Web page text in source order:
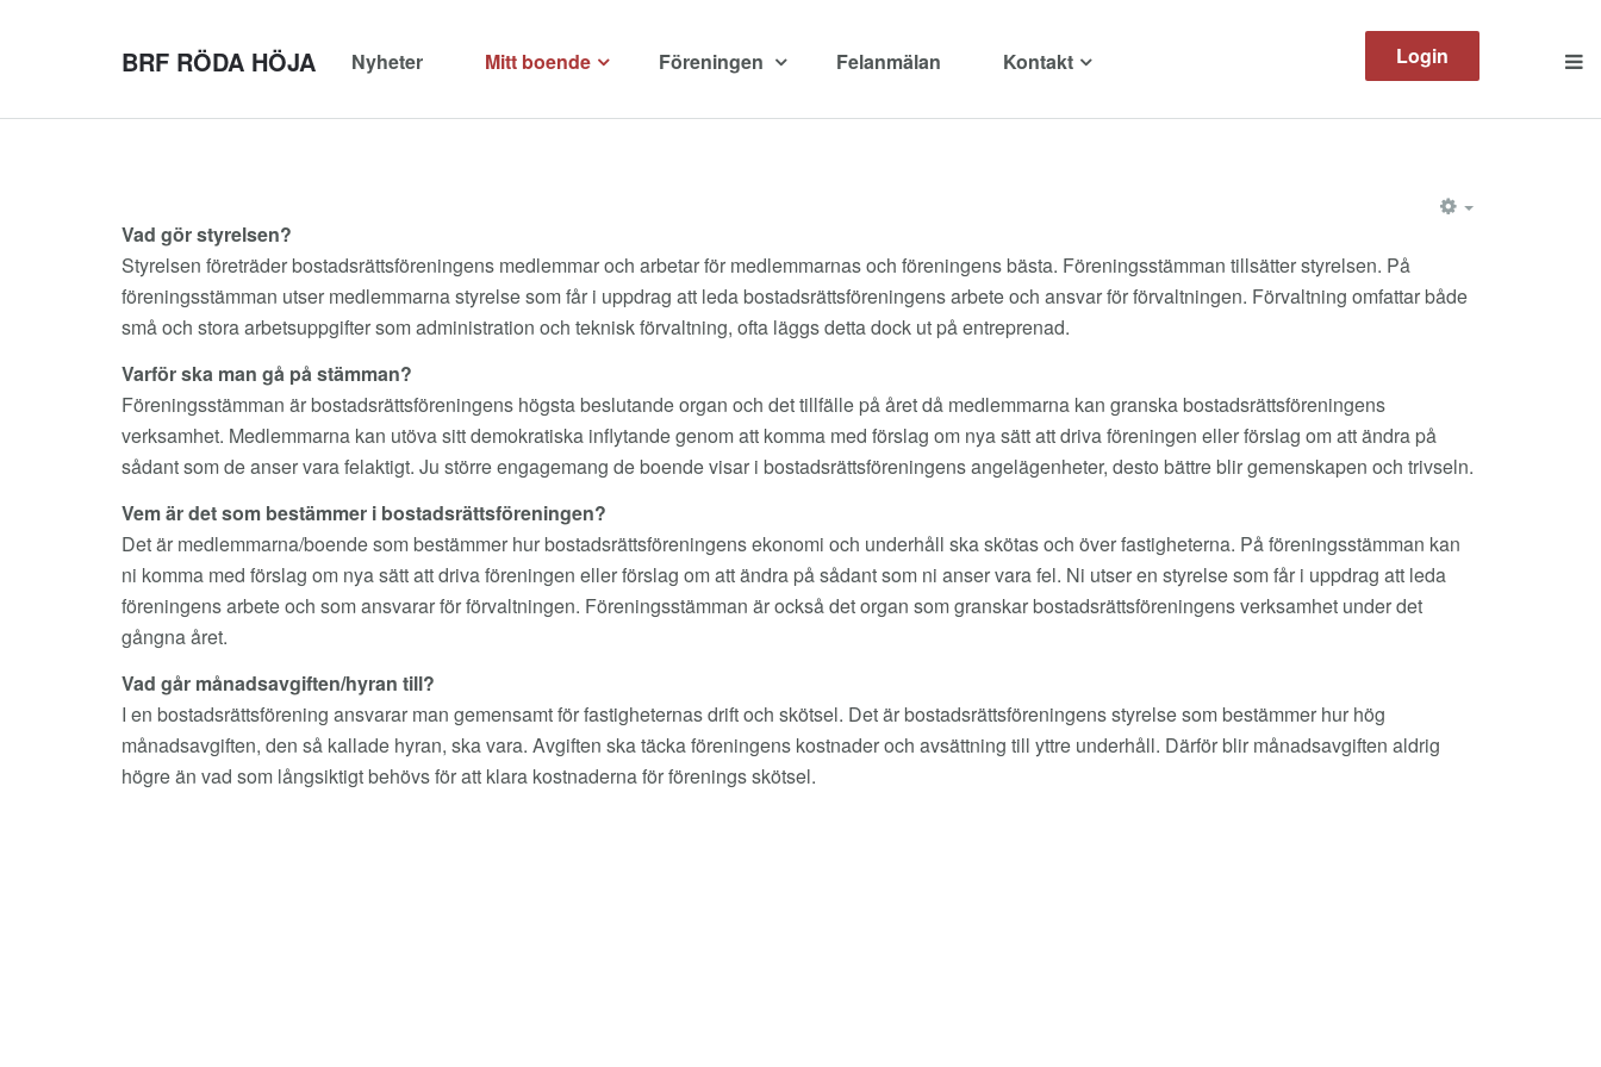
BRF RÖDA HÖJA Nyheter Mitt boende Föreningen Felanmälan Kontakt Login
Vad gör styrelsen?
Styrelsen företräder bostadsrättsföreningens medlemmar och arbetar för medlemmarnas och föreningens bästa. Föreningsstämman tillsätter styrelsen. På
föreningsstämman utser medlemmarna styrelse som får i uppdrag att leda bostadsrättsföreningens arbete och ansvar för förvaltningen. Förvaltning omfattar både
små och stora arbetsuppgifter som administration och teknisk förvaltning, ofta läggs detta dock ut på entreprenad.
Varför ska man gå på stämman?
Föreningsstämman är bostadsrättsföreningens högsta beslutande organ och det tillfälle på året då medlemmarna kan granska bostadsrättsföreningens
verksamhet. Medlemmarna kan utöva sitt demokratiska inflytande genom att komma med förslag om nya sätt att driva föreningen eller förslag om att ändra på
sådant som de anser vara felaktigt. Ju större engagemang de boende visar i bostadsrättsföreningens angelägenheter, desto bättre blir gemenskapen och trivseln.
Vem är det som bestämmer i bostadsrättsföreningen?
Det är medlemmarna/boende som bestämmer hur bostadsrättsföreningens ekonomi och underhåll ska skötas och över fastigheterna. På föreningsstämman kan
ni komma med förslag om nya sätt att driva föreningen eller förslag om att ändra på sådant som ni anser vara fel. Ni utser en styrelse som får i uppdrag att leda
föreningens arbete och som ansvarar för förvaltningen. Föreningsstämman är också det organ som granskar bostadsrättsföreningens verksamhet under det
gångna året.
Vad går månadsavgiften/hyran till?
I en bostadsrättsförening ansvarar man gemensamt för fastigheternas drift och skötsel. Det är bostadsrättsföreningens styrelse som bestämmer hur hög
månadsavgiften, den så kallade hyran, ska vara. Avgiften ska täcka föreningens kostnader och avsättning till yttre underhåll. Därför blir månadsavgiften aldrig
högre än vad som långsiktigt behövs för att klara kostnaderna för förenings skötsel.